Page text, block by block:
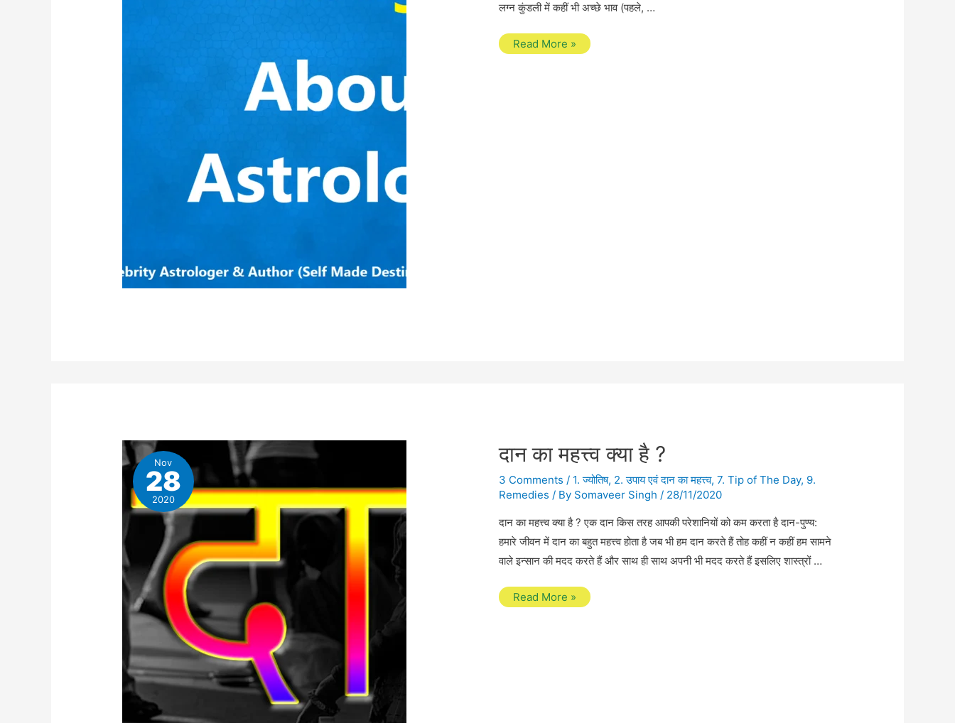
लग्न कुंडली में कहीं भी अच्छे भाव (पहले, …
Let’s
Read More »
Nov
28
2020
दान का महत्त्व क्या है ?
3 Comments / 1. ज्योतिष, 2. उपाय एवं दान का महत्त्व, 7. Tip of The Day, 9.
Remedies / By Somaveer Singh / 28/11/2020
दान का महत्त्व क्या है ? एक दान किस तरह आपकी परेशानियों को कम करता है दान-पुण्य:
हमारे जीवन में दान का बहुत महत्त्व होता है जब भी हम दान करते हैं तोह कहीं न कहीं हम सामने
वाले इन्सान की मदद करते हैं और साथ ही साथ अपनी भी मदद करते हैं इसलिए शास्त्रों …
दान
Read More »